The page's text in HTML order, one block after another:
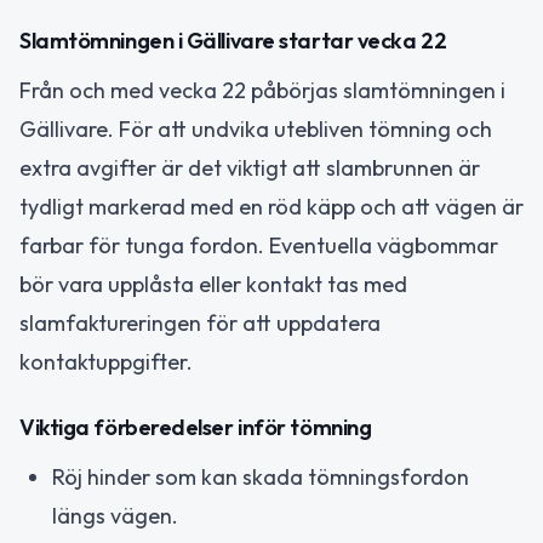
Slamtömningen i Gällivare startar vecka 22
Från och med vecka 22 påbörjas slamtömningen i
Gällivare. För att undvika utebliven tömning och
extra avgifter är det viktigt att slambrunnen är
tydligt markerad med en röd käpp och att vägen är
farbar för tunga fordon. Eventuella vägbommar
bör vara upplåsta eller kontakt tas med
slamfaktureringen för att uppdatera
kontaktuppgifter.
Viktiga förberedelser inför tömning
Röj hinder som kan skada tömningsfordon
längs vägen.